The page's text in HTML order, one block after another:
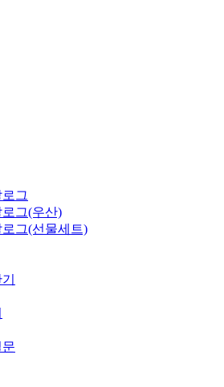
그
그(우산)
그(선물세트)